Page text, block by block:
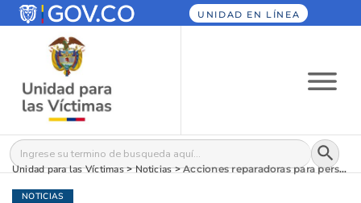
UNIDAD EN LÍNEA
Buscar: Botón
Unidad para las Víctimas>Noticias>Acciones reparadoras para personas mayores de siete municipios de Risaralda
NOTICIAS